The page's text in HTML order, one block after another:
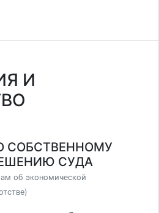
И
СОБСТВЕННОМУ
СУДА
об экономической